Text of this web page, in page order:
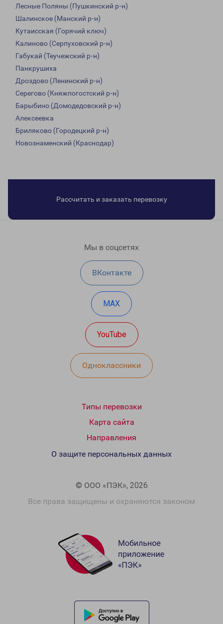
Лесные Поляны (Пушкинский р-н)
Шалинское (Манский р-н)
Кутаисская (Горячий ключ)
Калиново (Серпуховский р-н)
Габукай (Теучежский р-н)
Панкрушиха
Дроздово (Ленинский р-н)
Серегово (Княжпогостский р-н)
Барыбино (Домодедовский р-н)
Алексеевка
Бриляково (Городецкий р-н)
Новознаменский (Краснодар)
Рассчитать и заказать перевозку
Мы в соцсетях
ВКонтакте
MAX
YouTube
Одноклассники
Типы перевозки
Карта сайта
Направления
© ООО «ПЭК», 2026
Все права защищены и охраняются законом
О защите персональных данных